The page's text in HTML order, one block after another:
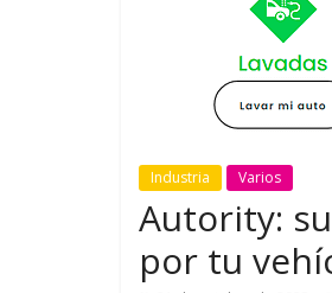
Industria Varios
Autority:
por tu